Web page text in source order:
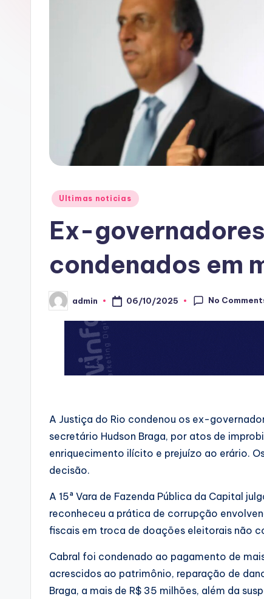
Posted
Ultimas noticias
Ex-
condenados em
Posted
by
admin 06/10/2025 No
A Justiça do Rio condenou os ex-
secretário Hudson Braga, por atos de
enriquecimento ilícito e prejuízo ao erário.
decisão.
A 15ª Vara de Fazenda Pública da Capital
reconheceu a prática de corrupção
fiscais em troca de doações eleitorais não
Cabral foi condenado ao pagamento de
acrescidos ao patrimônio, reparação de
Braga, a mais de R$ 35 milhões, além da